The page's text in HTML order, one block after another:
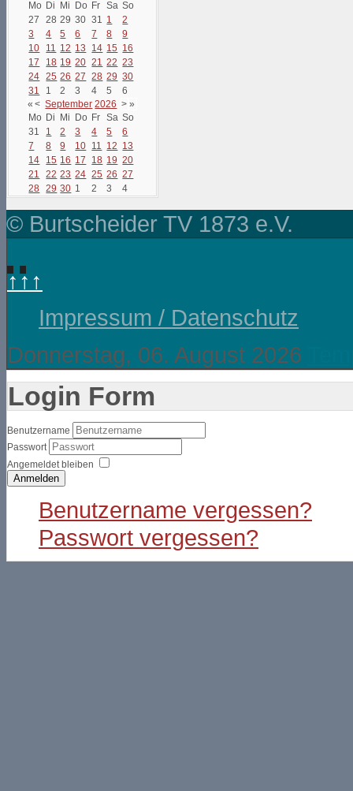
Mo Di Mi Do Fr Sa So
27
28 29 30 31 1
2
3
4 5 6 7 8
9
10
11 12 13 14 15 16
17
18 19 20 21 22 23
24 25 26 27 28 29 30
31
1 2 3 4 5
6
« < September 2026 > »
Mo Di Mi Do Fr Sa So
31
1 2 3 4 5
6
7
8 9 10 11 12 13
14
15 16 17 18 19 20
21
22 23 24 25 26 27
28 29 30 1 2 3 4
© Burtscheider TV 1873 e.V.
↑↑↑
Impressum / Datenschutz
Donnerstag, 06. August 2026
Login Form
Benutzername
Passwort
Angemeldet bleiben
Anmelden
Benutzername vergessen?
Passwort vergessen?